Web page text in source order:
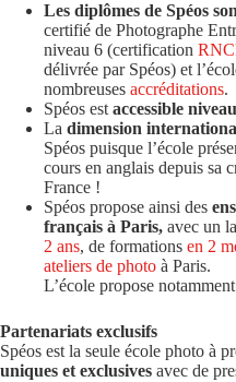
Les diplômes de Spéos
certifié de Photographe
niveau 6 (certification
délivrée par Spéos) et
nombreuses accréditations.
Spéos estaccessible
La dimension
Spéos puisque l’école
cours en anglais depuis sa
France !
Spéos propose ainsi des
français à Paris, avec un
2 ans, de formations en 2
ateliers de photo à Paris.
L’école propose
Partenariats exclusifs
Spéos est la seule école photo à
uniques et exclusives avec de